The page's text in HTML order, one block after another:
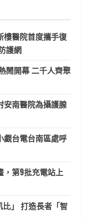
樓醫院首度攜手復
護網
鬧開幕 二千人齊聚
安南醫院為攝護腺
覷台電台南區處呼
，第9批充電站上
」 打造長者「智